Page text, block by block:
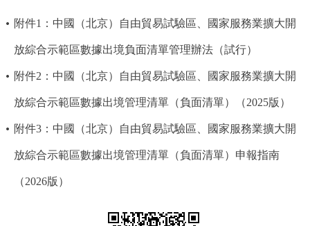
ESPAÑOL العربية PORTUGUÊS
附件1：中國（北京）自由貿易試驗區、國家服務業擴大開
放綜合示範區數據出境負面清單管理辦法（試行）
附件2：中國（北京）自由貿易試驗區、國家服務業擴大開
放綜合示範區數據出境管理清單（負面清單）（2025版）
附件3：中國（北京）自由貿易試驗區、國家服務業擴大開
放綜合示範區數據出境管理清單（負面清單）申報指南
（2026版）